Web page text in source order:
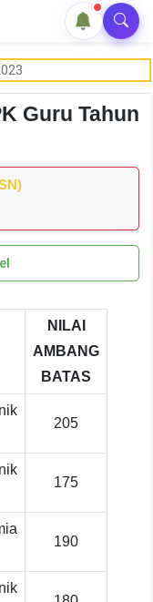
Guru Tahun
NILAI
AMBANG
BATAS
205
175
190